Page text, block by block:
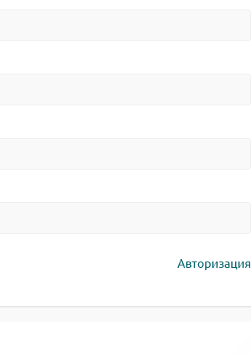
Авторизация